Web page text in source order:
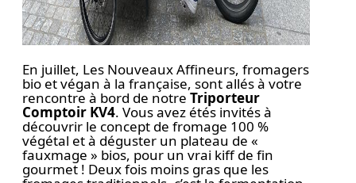
En juillet, Les Nouveaux Affineurs, fromagers
bio et végan à la française, sont allés à votre
rencontre à bord de notreTriporteur
Comptoir KV4. Vous avez étés invités à
découvrir le concept de fromage 100 %
végétal et à déguster un plateau de «
fauxmage » bios, pour un vrai kiff de fin
gourmet ! Deux fois moins gras que les